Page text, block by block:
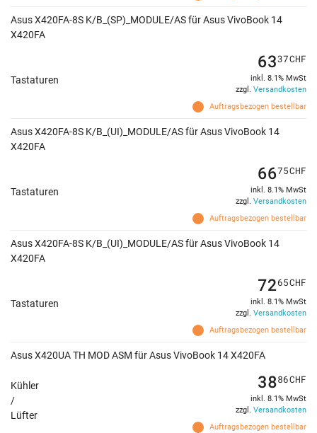
Asus X420FA-8S K/B_(SP)_MODULE/AS für Asus VivoBook 14
X420FA
Tastaturen
Auftragsbezogen bestellbar
6337CHF
inkl. 8.1% MwSt
zzgl. Versandkosten
Asus X420FA-8S K/B_(UI)_MODULE/AS für Asus VivoBook 14
X420FA
Tastaturen
Auftragsbezogen bestellbar
6675CHF
inkl. 8.1% MwSt
zzgl. Versandkosten
Asus X420FA-8S K/B_(UI)_MODULE/AS für Asus VivoBook 14
X420FA
Tastaturen
Auftragsbezogen bestellbar
7265CHF
inkl. 8.1% MwSt
zzgl. Versandkosten
Asus X420UA TH MOD ASM für Asus VivoBook 14 X420FA
Kühler
/
Lüfter
Auftragsbezogen bestellbar
3886CHF
inkl. 8.1% MwSt
zzgl. Versandkosten